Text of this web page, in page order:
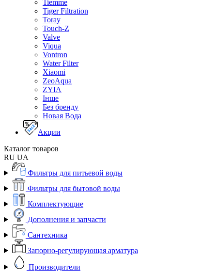
Tiemme
Tiger Filtration
Toray
Touch-Z
Valve
Viqua
Vontron
Water Filter
Xiaomi
ZeoAqua
ZYIA
Інше
Без бренду
Новая Вода
Акции
Каталог товаров
RU UA
Фильтры для питьевой воды
Фильтры для бытовой воды
Комплектующие
Дополнения и запчасти
Сантехника
Запорно-регулирующая арматура
Производители